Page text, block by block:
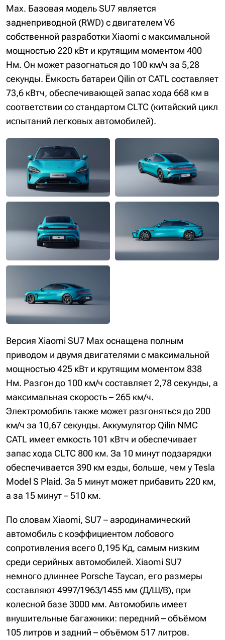
Max. Базовая модель SU7 является
заднеприводной (RWD) с двигателем V6
собственной разработки Xiaomi с максимальной
мощностью 220 кВт и крутящим моментом 400
Нм. Он может разогнаться до 100 км/ч за 5,28
секунды. Ёмкость батареи Qilin от CATL составляет
73,6 кВтч, обеспечивающей запас хода 668 км в
соответствии со стандартом CLTC (китайский цикл
испытаний легковых автомобилей).
Версия Xiaomi SU7 Max оснащена полным
приводом и двумя двигателями с максимальной
мощностью 425 кВт и крутящим моментом 838
Нм. Разгон до 100 км/ч составляет 2,78 секунды, а
максимальная скорость – 265 км/ч.
Электромобиль также может разгоняться до 200
км/ч за 10,67 секунды. Аккумулятор Qilin NMC
CATL имеет емкость 101 кВтч и обеспечивает
запас хода CLTC 800 км. За 10 минут подзарядки
обеспечивается 390 км езды, больше, чем у Tesla
Model S Plaid. За 5 минут может прибавить 220 км,
а за 15 минут – 510 км.
По словам Xiaomi, SU7 – аэродинамический
автомобиль с коэффициентом лобового
сопротивления всего 0,195 Кд, самым низким
среди серийных автомобилей. Xiaomi SU7
немного длиннее Porsche Taycan, его размеры
составляют 4997/1963/1455 мм (Д/Ш/В), при
колесной базе 3000 мм. Автомобиль имеет
внушительные багажники: передний – объёмом
105 литров и задний – объёмом 517 литров.